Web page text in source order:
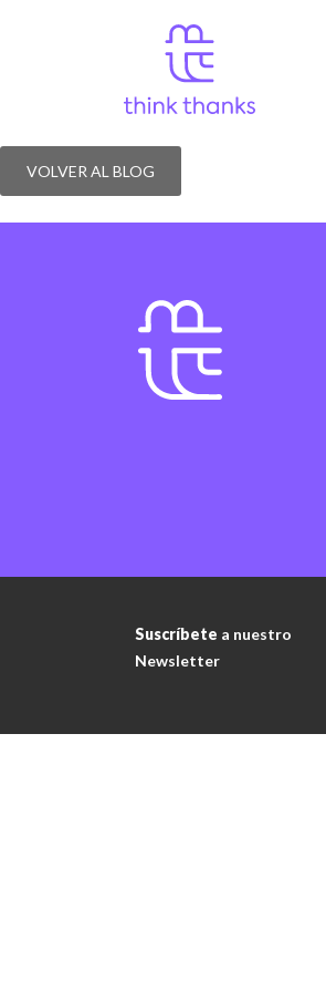
ARCA CONTINENTAL
VOLVER AL BLOG
Suscríbete a nuestro
Newsletter